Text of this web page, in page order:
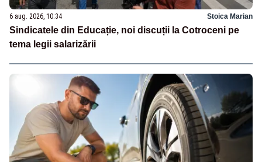
6 aug. 2026, 10:34 Stoica Marian
Sindicatele din Educație, noi discuții la Cotroceni pe
tema legii salarizării